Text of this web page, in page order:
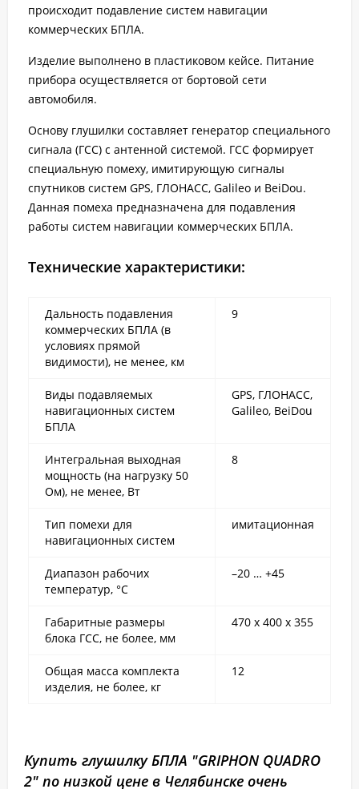
происходит подавление систем навигации
коммерческих БПЛА.
Изделие выполнено в пластиковом кейсе. Питание
прибора осуществляется от бортовой сети
автомобиля.
Основу глушилки составляет генератор специального
сигнала (ГСС) с антенной системой. ГСС формирует
специальную помеху, имитирующую сигналы
спутников систем GPS, ГЛОНАСС, Galileo и BeiDou.
Данная помеха предназначена для подавления
работы систем навигации коммерческих БПЛА.
Технические характеристики:
Дальность подавления
коммерческих БПЛА (в
условиях прямой
видимости), не менее, км
9
Виды подавляемых
навигационных систем
БПЛА
GPS, ГЛОНАСС,
Galileo, BeiDou
Интегральная выходная
мощность (на нагрузку 50
Ом), не менее, Вт
8
Тип помехи для
навигационных систем
имитационная
Диапазон рабочих
температур, °С
–20 … +45
Габаритные размеры
блока ГСС, не более, мм
470 х 400 х 355
Общая масса комплекта
изделия, не более, кг
12
Купить глушилку БПЛА "GRIPHON QUADRO
2" по низкой цене в Челябинске очень